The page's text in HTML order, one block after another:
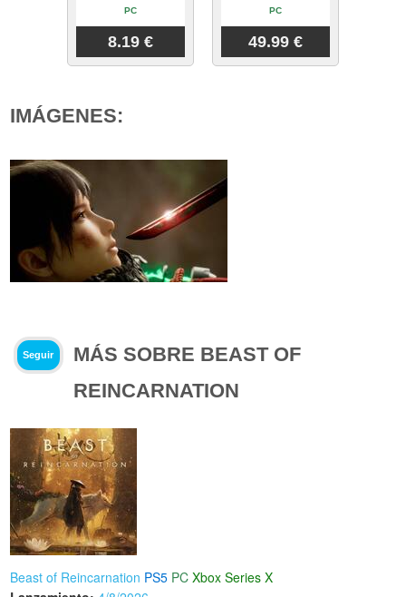
PC
8.19 €
PC
49.99 €
IMÁGENES:
Seguir
MÁS SOBRE BEAST OF
REINCARNATION
Beast of Reincarnation PS5 PC Xbox Series X